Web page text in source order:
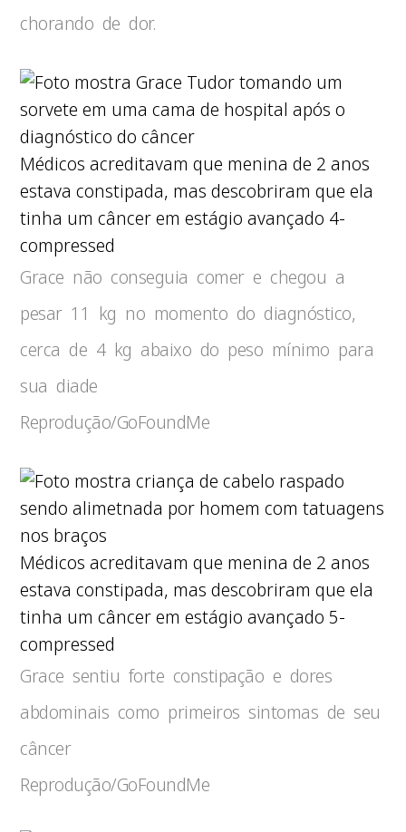
chorando de dor.
Médicos acreditavam que menina de 2 anos
estava constipada, mas descobriram que ela
tinha um câncer em estágio avançado 4-
compressed
Grace não conseguia comer e chegou a
pesar 11 kg no momento do diagnóstico,
cerca de 4 kg abaixo do peso mínimo para
sua diade
Reprodução/GoFoundMe
Médicos acreditavam que menina de 2 anos
estava constipada, mas descobriram que ela
tinha um câncer em estágio avançado 5-
compressed
Grace sentiu forte constipação e dores
abdominais como primeiros sintomas de seu
câncer
Reprodução/GoFoundMe